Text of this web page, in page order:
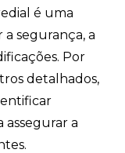
é uma
segurança, a
Por
detalhados,
assegurar a